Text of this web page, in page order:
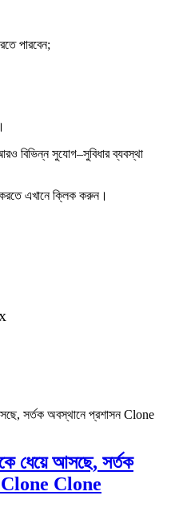
পারবেন;
বিভিন্ন সুযোগ–সুবিধার ব্যবস্থা
করতে এখানে ক্লিক করুন।
ধেয়ে আসছে, সর্তক
Clone Clone